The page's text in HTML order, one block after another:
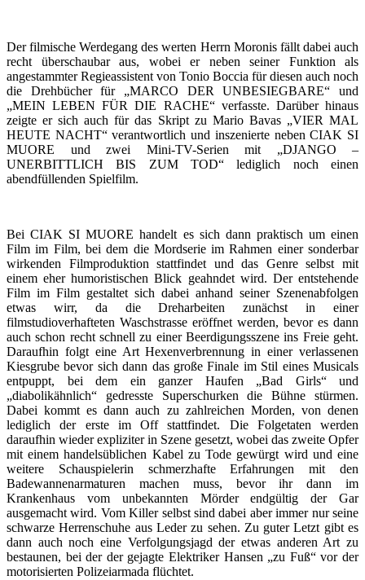
Der filmische Werdegang des werten Herrn Moronis fällt dabei auch
recht überschaubar aus, wobei er neben seiner Funktion als
angestammter Regieassistent von Tonio Boccia für diesen auch noch
die Drehbücher für „MARCO DER UNBESIEGBARE“ und
„MEIN LEBEN FÜR DIE RACHE“ verfasste. Darüber hinaus
zeigte er sich auch für das Skript zu Mario Bavas „VIER MAL
HEUTE NACHT“ verantwortlich und inszenierte neben CIAK SI
MUORE und zwei Mini-TV-Serien mit „DJANGO –
UNERBITTLICH BIS ZUM TOD“ lediglich noch einen
abendfüllenden Spielfilm.
Bei CIAK SI MUORE handelt es sich dann praktisch um einen
Film im Film, bei dem die Mordserie im Rahmen einer sonderbar
wirkenden Filmproduktion stattfindet und das Genre selbst mit
einem eher humoristischen Blick geahndet wird. Der entstehende
Film im Film gestaltet sich dabei anhand seiner Szenenabfolgen
etwas wirr, da die Dreharbeiten zunächst in einer
filmstudioverhafteten Waschstrasse eröffnet werden, bevor es dann
auch schon recht schnell zu einer Beerdigungsszene ins Freie geht.
Daraufhin folgt eine Art Hexenverbrennung in einer verlassenen
Kiesgrube bevor sich dann das große Finale im Stil eines Musicals
entpuppt, bei dem ein ganzer Haufen „Bad Girls“ und
„diabolikähnlich“ gedresste Superschurken die Bühne stürmen.
Dabei kommt es dann auch zu zahlreichen Morden, von denen
lediglich der erste im Off stattfindet. Die Folgetaten werden
daraufhin wieder expliziter in Szene gesetzt, wobei das zweite Opfer
mit einem handelsüblichen Kabel zu Tode gewürgt wird und eine
weitere Schauspielerin schmerzhafte Erfahrungen mit den
Badewannenarmaturen machen muss, bevor ihr dann im
Krankenhaus vom unbekannten Mörder endgültig der Gar
ausgemacht wird. Vom Killer selbst sind dabei aber immer nur seine
schwarze Herrenschuhe aus Leder zu sehen. Zu guter Letzt gibt es
dann auch noch eine Verfolgungsjagd der etwas anderen Art zu
bestaunen, bei der der gejagte Elektriker Hansen „zu Fuß“ vor der
motorisierten Polizeiarmada flüchtet.